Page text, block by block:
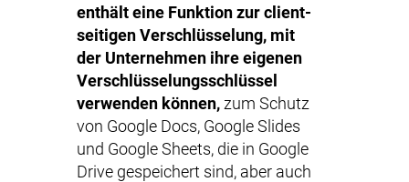
enthält eine Funktion zur client-
seitigen Verschlüsselung, mit
der Unternehmen ihre eigenen
Verschlüsselungsschlüssel
verwenden können, zum Schutz
von Google Docs, Google Slides
und Google Sheets, die in Google
Drive gespeichert sind, aber auch